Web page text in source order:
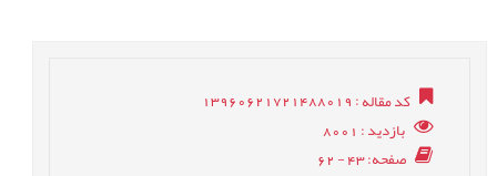
کد مقاله: 13960621721488019
بازدید: 8001
صفحه: 43 - 62